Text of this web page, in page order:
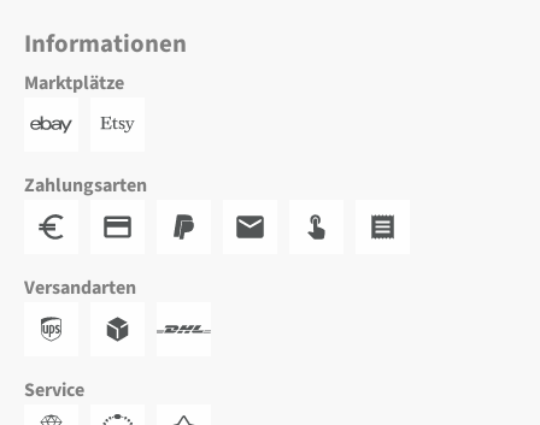
Informationen
Marktplätze
Zahlungsarten
Versandarten
Service